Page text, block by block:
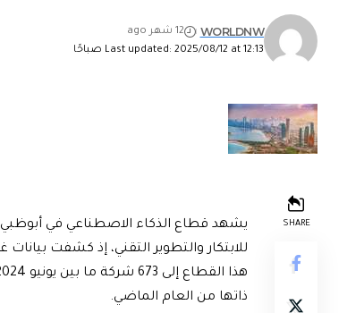
Last updated: 2025/08/12 at 12:13 صباحًا
WORLDNW
12 شهر ago
SHARE
يشهد قطاع الذكاء الاصطناعي في
للابتكار والتطوير التقني، إذ كشفت
ذاتها من العام الماضي.